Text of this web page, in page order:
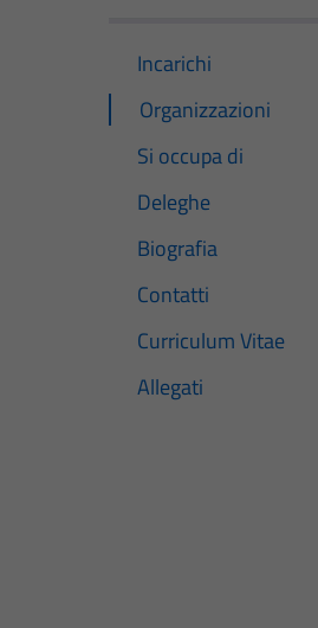
Incarichi
Organizzazioni
Si occupa di
Deleghe
Biografia
Contatti
Curriculum Vitae
Allegati